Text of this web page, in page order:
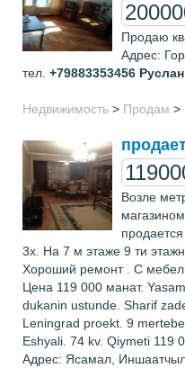
Продаю
Адрес:
тел. +79883353456 Руслан
Недвижимость > Продам >
Возле
3х. На 7 м этаже 9 ти
Хороший ремонт . С
Цена 119 000 манат.
dukanin ustunde. Sharif
Leningrad proekt. 9
Eshyali. 74 kv. Qiymeti 119
Адрес: Ясамал,